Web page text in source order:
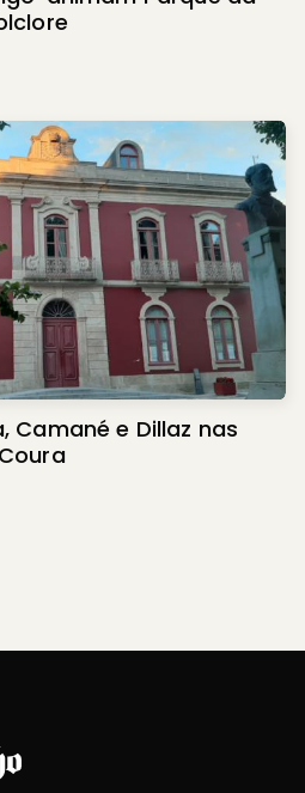
Camané e Dillaz nas